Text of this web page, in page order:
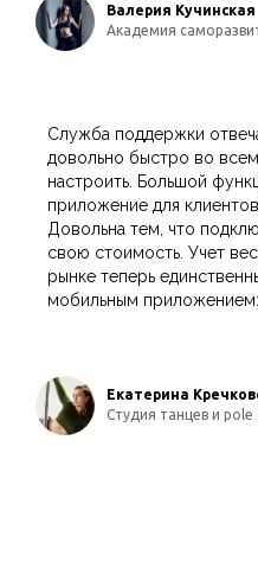
Валерия Кучинская
Академия
Служба поддержки
довольно быстро во
настроить. Большой
приложение для клиентов.
Довольна тем, что
свою стоимость. Учет
рынке теперь
мобильным
Екатерина
Студия танцев и pole